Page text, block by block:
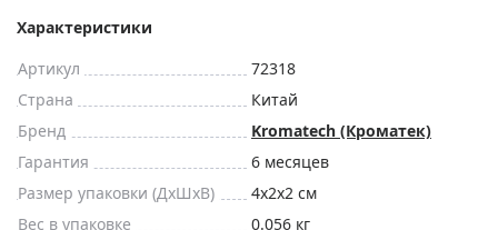
Характеристики
Артикул
72318
Страна
Китай
Бренд
Kromatech (Кроматек)
Гарантия
6 месяцев
Размер упаковки (ДxШxВ)
4x2x2 см
Вес в упаковке
0.056 кг